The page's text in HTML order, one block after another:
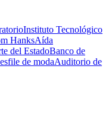
Instituto Tecnológico
HanksAída
del EstadoBanco de
de modaAuditorio de